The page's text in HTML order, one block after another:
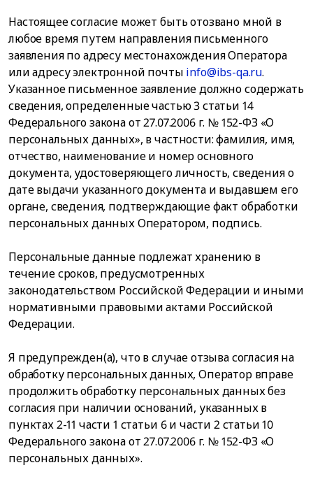
Настоящее согласие может быть отозвано мной в
любое время путем направления письменного
заявления по адресу местонахождения Оператора
или адресу электронной почты info@ibs-qa.ru.
Указанное письменное заявление должно содержать
сведения, определенные частью 3 статьи 14
Федерального закона от 27.07.2006 г. № 152-ФЗ «О
персональных данных», в частности: фамилия, имя,
отчество, наименование и номер основного
документа, удостоверяющего личность, сведения о
дате выдачи указанного документа и выдавшем его
органе, сведения, подтверждающие факт обработки
персональных данных Оператором, подпись.
Персональные данные подлежат хранению в
течение сроков, предусмотренных
законодательством Российской Федерации и иными
нормативными правовыми актами Российской
Федерации.
Я предупрежден(а), что в случае отзыва согласия на
обработку персональных данных, Оператор вправе
продолжить обработку персональных данных без
согласия при наличии оснований, указанных в
пунктах 2-11 части 1 статьи 6 и части 2 статьи 10
Федерального закона от 27.07.2006 г. № 152-ФЗ «О
персональных данных».